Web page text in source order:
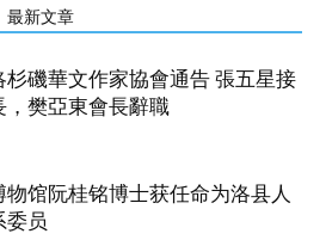
最新文章
杉磯華文作家協會通告 張五星接
，樊亞東會長辭職
物馆阮桂铭博士获任命为洛县人
委员